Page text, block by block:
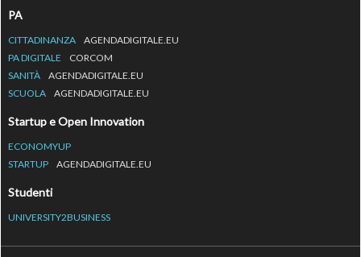
PA
CITTADINANZA
AGENDADIGITALE.EU
PA DIGITALE
CORCOM
SANITÀ
AGENDADIGITALE.EU
SCUOLA
AGENDADIGITALE.EU
Startup e Open Innovation
ECONOMYUP
STARTUP
AGENDADIGITALE.EU
Studenti
UNIVERSITY2BUSINESS